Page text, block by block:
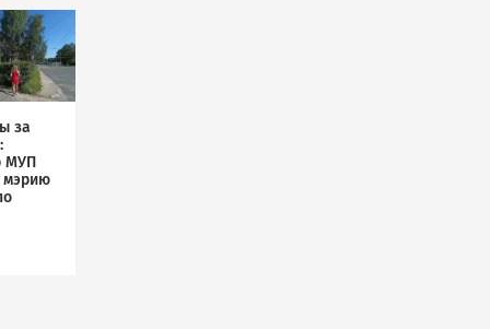
за
МУП
мэрию